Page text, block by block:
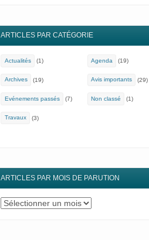
ARTICLES PAR CATÉGORIE
Actualités (1) Agenda (19)
Archives (19) Avis importants (29)
Evénements passés (7) Non classé (1)
Travaux (3)
ARTICLES PAR MOIS DE PARUTION
Articles par mois de parution